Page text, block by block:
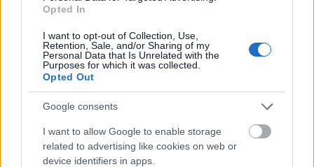
Opted In
I want to opt-out of Collection, Use,
Retention, Sale, and/or Sharing of my
Personal Data that Is Unrelated with the
Purposes for which it was collected.
Opted Out
Google consents
I want to allow Google to enable storage
related to advertising like cookies on web or
device identifiers in apps.
çıkan mavi ve mor parıltılarla, sanki ışığın kendisi
yanardönerlik ipuçlarıyla vurgulanıyor. Bu ışıltılı alt
tonlar, cevherin aksi takdirde ağır ve endüstriyel
karakterine beklenmedik bir zarafet katarak,
izleyiciye faydacı minerallerin bile gizli bir
güzelliğin izlerini taşıdığını hatırlatıyor.
Manganezin dokusu belki de en büyüleyici
özelliğidir. Bazı yüzeyler ışığın doğrudan vurduğu
yerlerde cilalı bir parlaklıkla parıldarken, diğerleri